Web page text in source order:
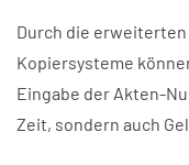
Durch die
Kopiersysteme
Eingabe der Akten-
Zeit, sondern auch